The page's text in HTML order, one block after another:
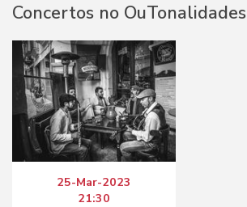
Concertos no OuTonalidades
25-Mar-2023
21:30